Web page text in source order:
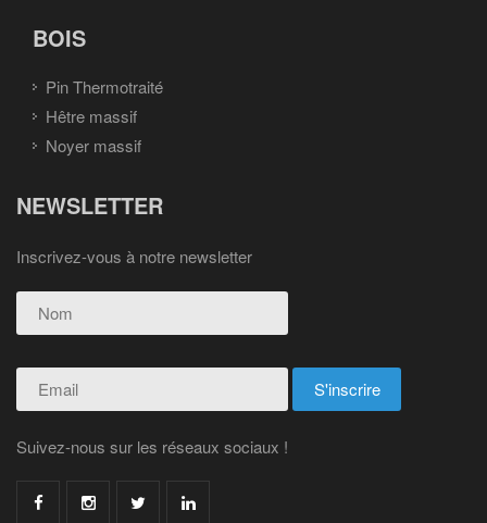
BOIS
Pin Thermotraité
Hêtre massif
Noyer massif
NEWSLETTER
Inscrivez-vous à notre newsletter
Suivez-nous sur les réseaux sociaux !